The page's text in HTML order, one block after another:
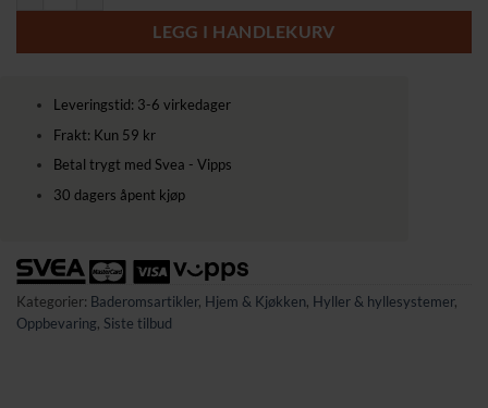
LEGG I HANDLEKURV
Leveringstid: 3-6 virkedager
Frakt: Kun 59 kr
Betal trygt med Svea - Vipps
30 dagers åpent kjøp
Kategorier: Baderomsartikler, Hjem & Kjøkken, Hyller & hyllesystemer,
Oppbevaring, Siste tilbud